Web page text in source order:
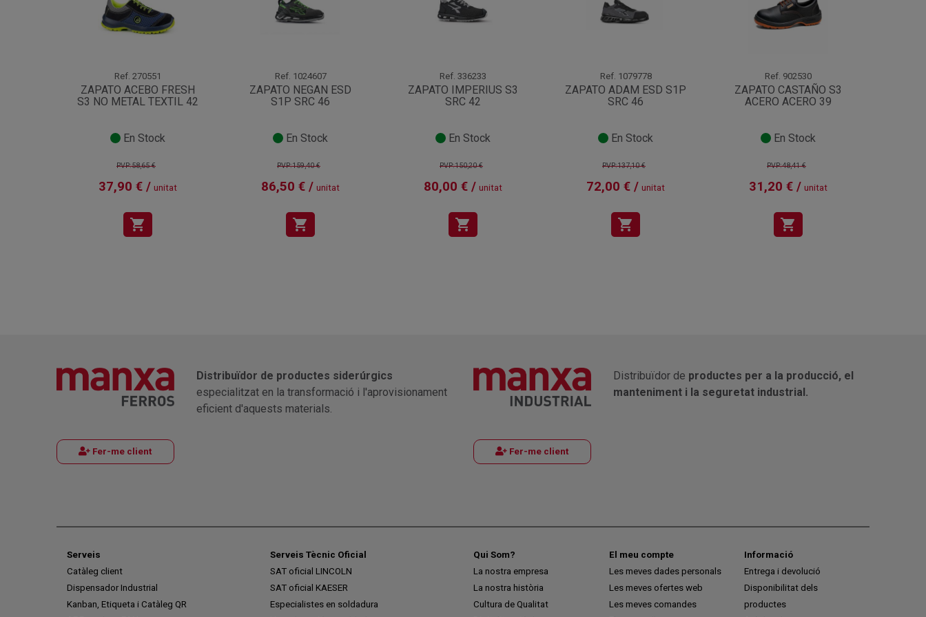
Ref. 270551
ZAPATO ACEBO FRESH
S3 NO METAL TEXTIL 42
En Stock
PVP:58,65 €
37,90 € / unitat
shopping_cart
Ref. 1024607
ZAPATO NEGAN ESD
S1P SRC 46
En Stock
PVP:159,40 €
86,50 € / unitat
shopping_cart
Ref. 336233
ZAPATO IMPERIUS S3
SRC 42
En Stock
PVP:150,20 €
80,00 € / unitat
shopping_cart
Ref. 1079778
ZAPATO ADAM ESD S1P
SRC 46
En Stock
PVP:137,10 €
72,00 € / unitat
shopping_cart
Ref. 902530
ZAPATO CASTAÑO S3
ACERO ACERO 39
En Stock
PVP:48,41 €
31,20 € / unitat
shopping_cart
Fer-me client
Distribuïdor de productes siderúrgics
especialitzat en la transformació i l'aprovisionament
eficient d'aquests materials.
Fer-me client
Distribuïdor de productes per a la producció, el
manteniment i la seguretat industrial.
Serveis
Catàleg client
Dispensador Industrial
Kanban, Etiqueta i Catàleg QR
Serveis Tècnic Oficial
SAT oficial LINCOLN
SAT oficial KAESER
Especialistes en soldadura
Qui Som?
La nostra empresa
La nostra història
Cultura de Qualitat
El meu compte
Les meves dades personals
Les meves ofertes web
Les meves comandes
Informació
Entrega i devolució
Disponibilitat dels
productes